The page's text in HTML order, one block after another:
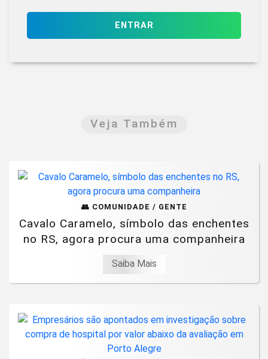
ENTRAR
Veja Também
👥 COMUNIDADE / GENTE
Cavalo Caramelo, símbolo das enchentes
no RS, agora procura uma companheira
Saiba Mais